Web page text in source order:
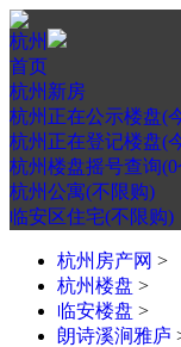
杭州
首页
杭州新房
杭州正在公示楼盘(
杭州正在登记楼盘(
杭州楼盘摇号查询(0
杭州公寓(不限购)
临安区住宅(不限购)
杭州房产网 >
杭州楼盘 >
临安楼盘 >
朗诗溪涧雅庐